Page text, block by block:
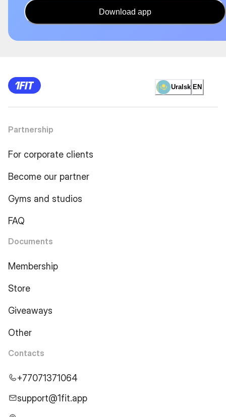
Download app
Uralsk EN
Partnership
For corporate clients
Become our partner
Gyms and studios
FAQ
Documents
Membership
Store
Giveaways
Other
Contacts
+77071371064
support@1fit.app